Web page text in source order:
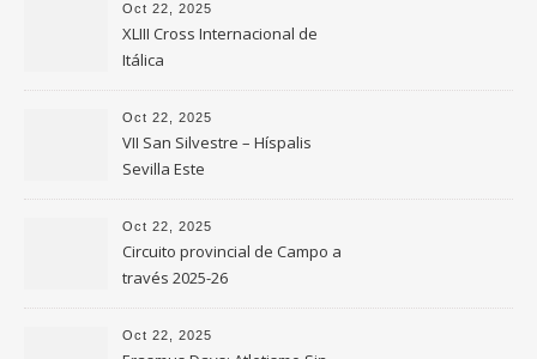
Oct 22, 2025
XLIII Cross Internacional de
Itálica
Oct 22, 2025
VII San Silvestre – Híspalis
Sevilla Este
Oct 22, 2025
Circuito provincial de Campo a
través 2025-26
Oct 22, 2025